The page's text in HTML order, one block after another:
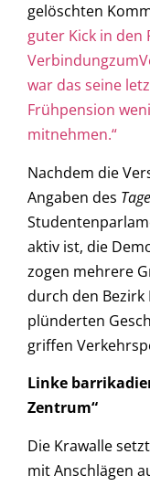
gelöschten
guter Kick in den
war das seine
Frühpension
mitnehmen.“
Nachdem die
Angaben des
aktiv ist, die
zogen mehrere
durch den Bezirk
plünderten
griffen
Linke
Zentrum“
Die Krawalle
mit Anschlägen